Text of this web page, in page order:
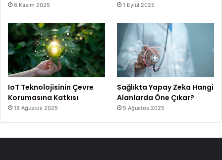
6 Kasım 2025 1 Eylül 2025
IoT Teknolojisinin Çevre
Korumasına Katkısı
18 Ağustos 2025
Sağlıkta Yapay Zeka Hangi
Alanlarda Öne Çıkar?
5 Ağustos 2025